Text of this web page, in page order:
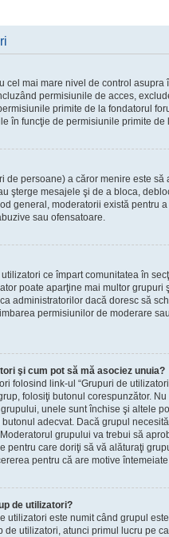
cel mai mare nivel de control asupra
permisiunile de acces,
primite de la fondatorul
în funcţie de permisiunile primite de
de persoane) a căror menire este
şterge mesajele şi de a bloca,
general, moderatorii există pentru
sau ofensatoare.
ce împart comunitatea în
poate aparţine mai multor grupuri
administratorilor dacă doresc să
permisiunilor de moderare
şi cum pot să mă asociez unuia?
folosind link-ul “Grupuri de
folosiţi butonul corespunzător.
unele sunt închise şi altele
adecvat. Dacă grupul
grupului va trebui să
pentru care doriţi să vă alăturaţi
pentru că are motive
de utilizatori?
utilizatori este numit când grupul
utilizatori, atunci primul lucru pe